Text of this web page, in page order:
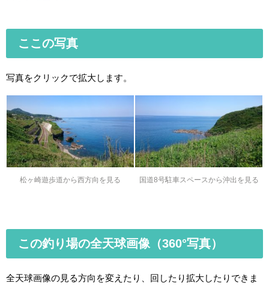
ここの写真
写真をクリックで拡大します。
松ヶ崎遊歩道から西方向を見る 国道8号駐車スペースから沖出を見る
この釣り場の全天球画像（360°写真）
全天球画像の見る方向を変えたり、回したり拡大したりできま